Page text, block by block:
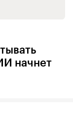
начнет